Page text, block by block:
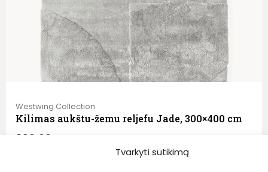
Tvarkyti sutikimą
Westwing Collection
Kilimas aukštu-žemu reljefu Jade, 300×400 cm
899,00